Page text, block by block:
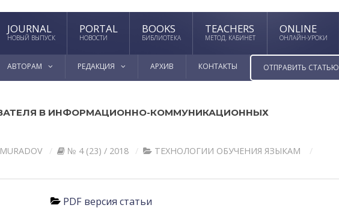
JOURNAL
НОВЫЙ ВЫПУСК
PORTAL
НОВОСТИ
BOOKS
БИБЛИОТЕКА
TEACHERS
МЕТОД. КАБИНЕТ
ONLINE
ОНЛАЙН-УРОКИ
АВТОРАМ РЕДАКЦИЯ АРХИВ КОНТАКТЫ ОТПРАВИТЬ СТАТЬЮ
В ИНФОРМАЦИОННО-КОММУНИКАЦИОННЫХ
№ 4 (23) / 2018 ТЕХНОЛОГИИ ОБУЧЕНИЯ ЯЗЫКАМ
PDF версия статьи